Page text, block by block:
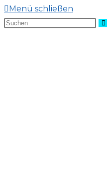
Menü schließen